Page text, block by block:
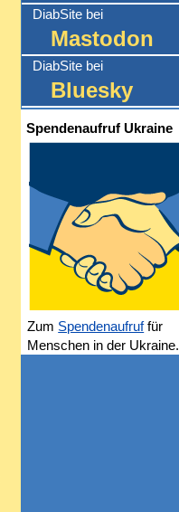
DiabSite bei
Mastodon
DiabSite bei
Bluesky
Spendenaufruf Ukraine
Zum Spendenaufruffür
Menschen in der Ukraine.